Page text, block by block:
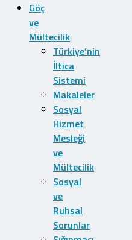
Göç
ve
Mültecilik
Türkiye’nin
İltica
Sistemi
Makaleler
Sosyal
Hizmet
Mesleği
ve
Mültecilik
Sosyal
ve
Ruhsal
Sorunlar